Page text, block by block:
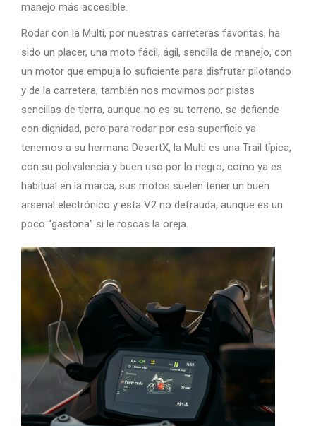
manejo más accesible.
Rodar con la Multi, por nuestras carreteras favoritas, ha
sido un placer, una moto fácil, ágil, sencilla de manejo, con
un motor que empuja lo suficiente para disfrutar pilotando
y de la carretera, también nos movimos por pistas
sencillas de tierra, aunque no es su terreno, se defiende
con dignidad, pero para rodar por esa superficie ya
tenemos a su hermana DesertX, la Multi es una Trail típica,
con su polivalencia y buen uso por lo negro, como ya es
habitual en la marca, sus motos suelen tener un buen
arsenal electrónico y esta V2 no defrauda, aunque es un
poco “gastona” si le roscas la oreja.